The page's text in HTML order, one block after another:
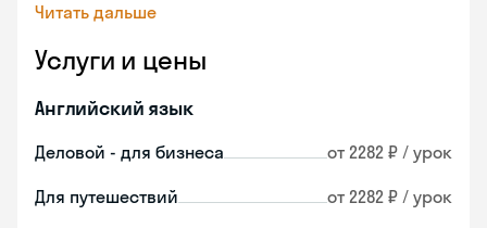
Читать дальше
Услуги и цены
Английский язык
Деловой - для бизнеса от 2282 ₽ / урок
Для путешествий от 2282 ₽ / урок